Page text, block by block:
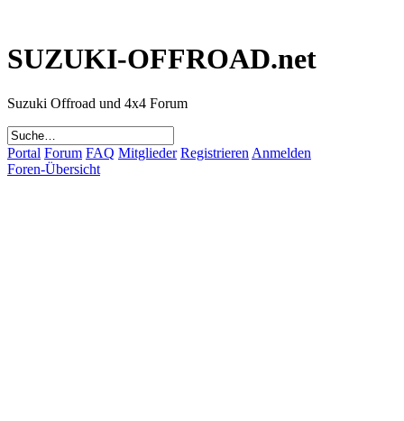
SUZUKI-OFFROAD.net
Suzuki Offroad und 4x4 Forum
Portal Forum FAQ Mitglieder Registrieren Anmelden
Foren-Übersicht